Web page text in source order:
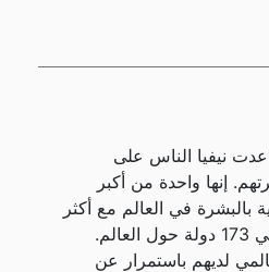
عام، ساعدت نيفيا الناس على
إنها واحدة من أكبر
بالبشرة في العالم مع أكثر
من 50 منتجًا متوفرًا في 173 دولة حول العالم.
لديهم باستمرار عن